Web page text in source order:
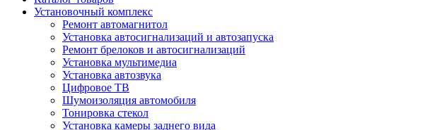
Установочный комплекс
Ремонт автомагнитол
Установка автосигнализаций и автозапуска
Ремонт брелоков и автосигнализаций
Установка мультимедиа
Установка автозвука
Цифровое ТВ
Шумоизоляция автомобиля
Тонировка стекол
Установка камеры заднего вида